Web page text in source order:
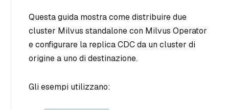
Questa guida mostra come distribuire due
cluster Milvus standalone con Milvus Operator
e configurare la replica CDC da un cluster di
origine a uno di destinazione.
Gli esempi utilizzano: